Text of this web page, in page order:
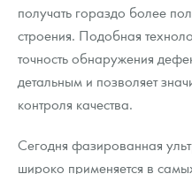
получать гораздо более
строения. Подобная
точность обнаружения
детальным и позволяет
контроля качества.
Сегодня фазированная
широко применяется в